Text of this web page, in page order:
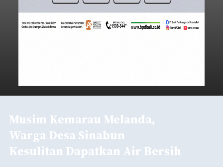
Musim Kemarau Melanda,
Warga Desa Sinabun
Kesulitan Dapatkan Air Bersih